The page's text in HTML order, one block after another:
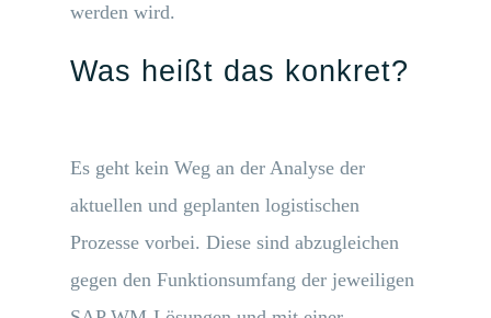
werden wird.
Was heißt das konkret?
Es geht kein Weg an der Analyse der
aktuellen und geplanten logistischen
Prozesse vorbei. Diese sind abzugleichen
gegen den Funktionsumfang der jeweiligen